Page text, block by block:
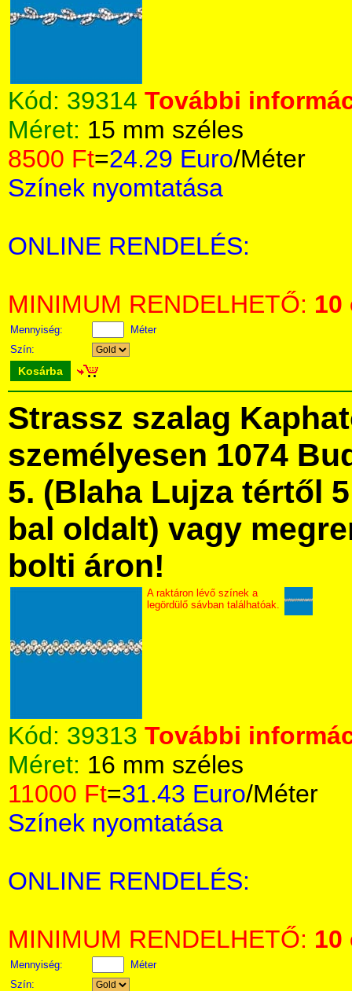
Kód: 39314 További
Méret: 15 mm széles
8500 Ft=24.29 Euro/Méter
Színek nyomtatása
ONLINE RENDELÉS:
MINIMUM RENDELHETŐ: 10
Mennyiség:
Méter
Szín:
Kosárba
Strassz szalag
személyesen 1074
5. (Blaha Lujza tértől
bal oldalt) vagy
bolti áron!
A raktáron lévő színek a
legördülő sávban találhatóak.
Kód: 39313 További
Méret: 16 mm széles
11000 Ft=31.43 Euro/Méter
Színek nyomtatása
ONLINE RENDELÉS:
MINIMUM RENDELHETŐ: 10
Mennyiség:
Méter
Szín: